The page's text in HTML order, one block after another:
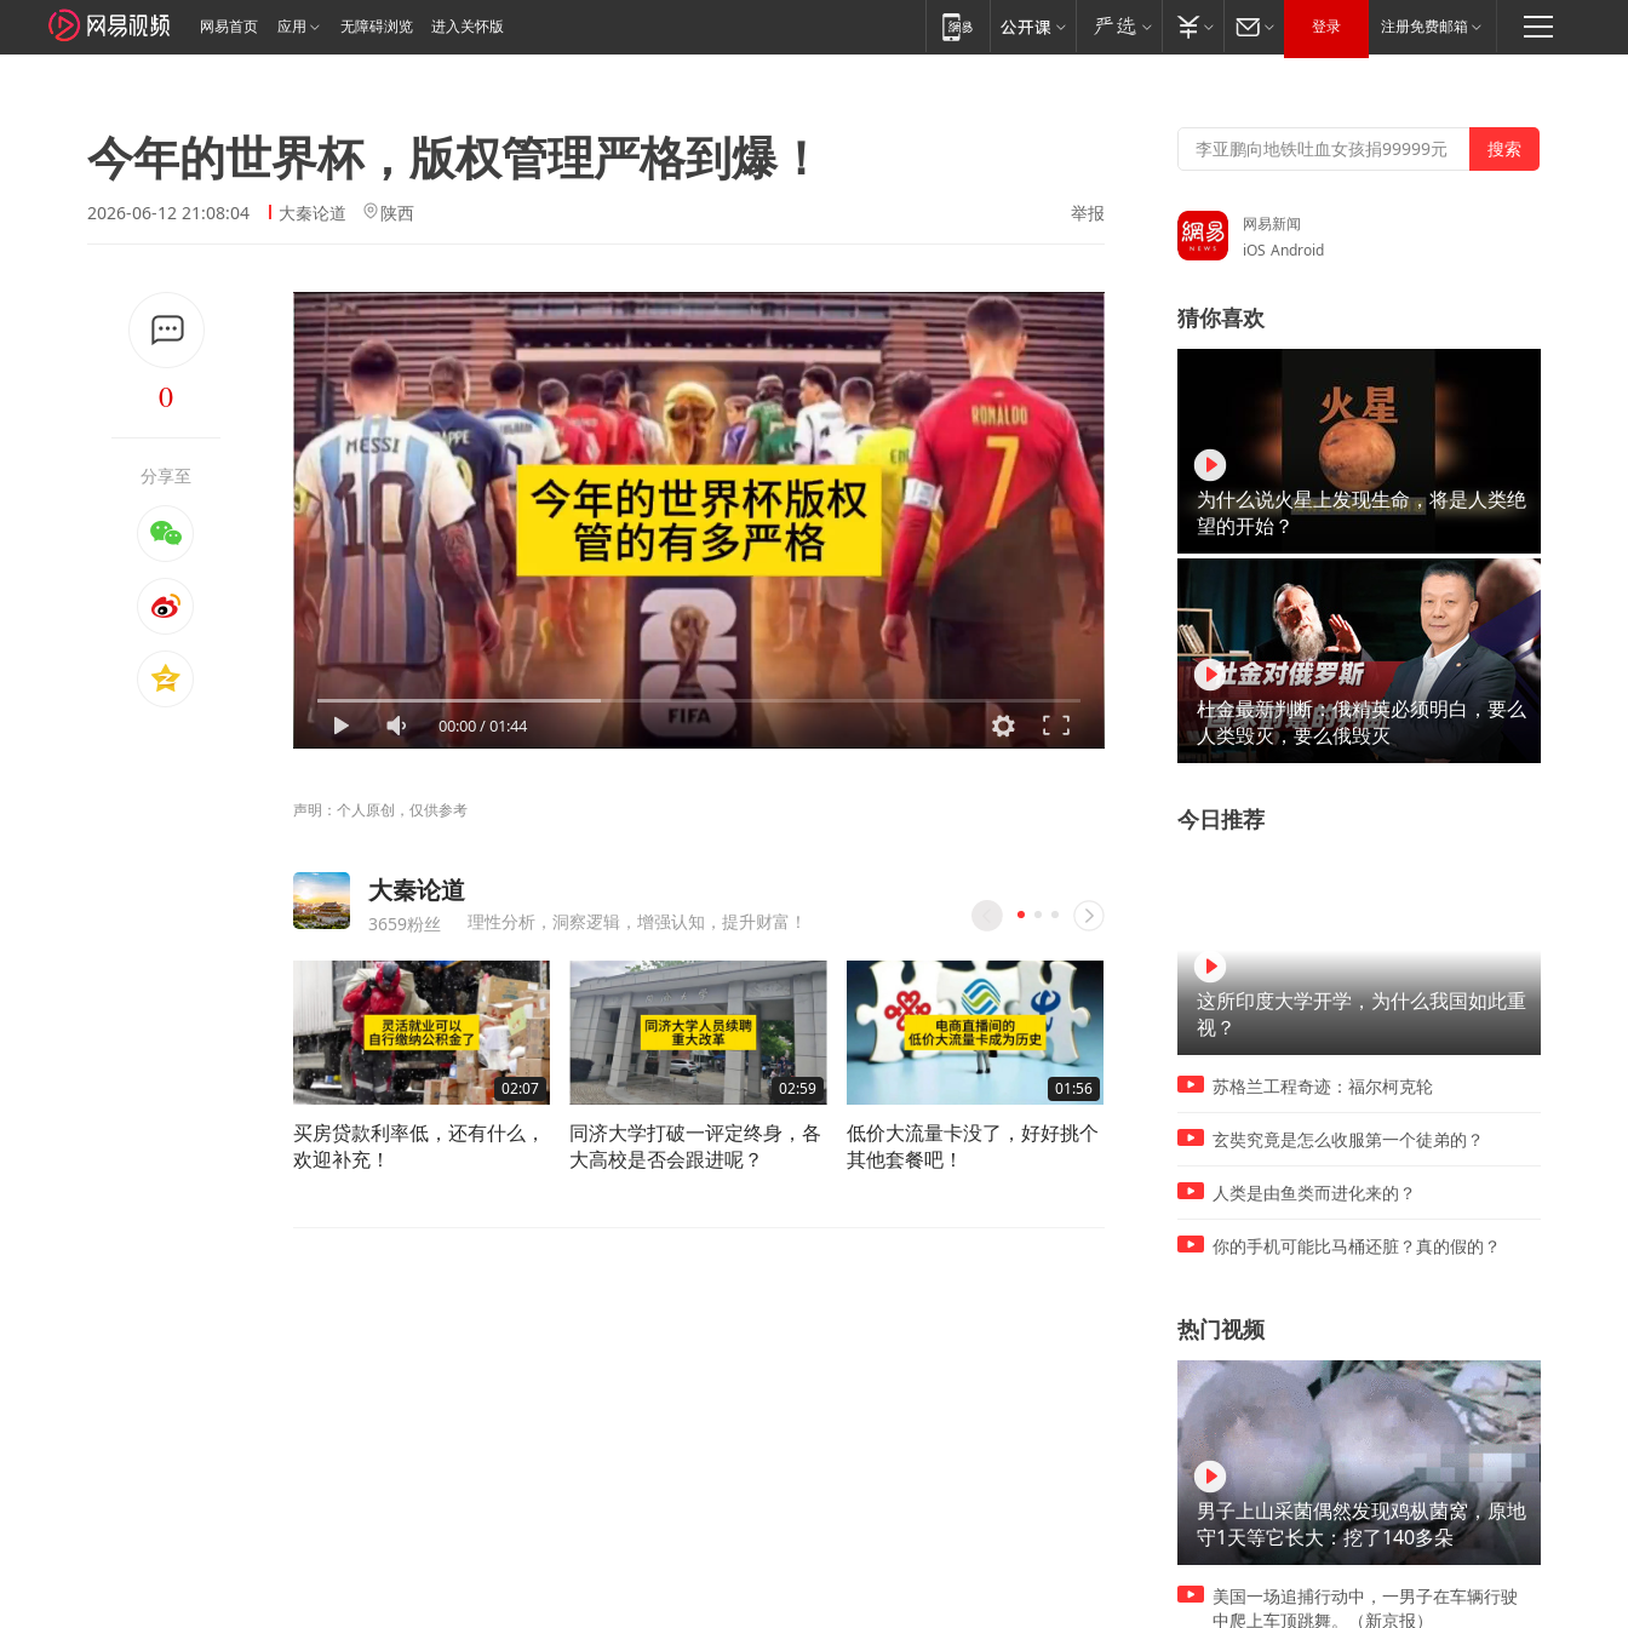
网易首页 应用 无障碍浏览 进入关怀版 登录 注册免费邮箱
今年的世界杯，版权管理严格到爆！
2026-06-12 21:08:04 大秦论道 陕西 举报
0
分享至
00:00/01:44
声明：个人原创，仅供参考
大秦论道
3659粉丝 理性分析，洞察逻辑，增强认知，提升财富！
02:07
买房贷款利率低，还有什么，
欢迎补充！
02:59
同济大学打破一评定终身，各
大高校是否会跟进呢？
01:56
低价大流量卡没了，好好挑个
其他套餐吧！
01:10
赛力斯7月份到底咋了？
魏家凉皮涨价，为什么能上
网易新闻
iOS Android
猜你喜欢
为什么说火星上发现生命，将是人类绝
望的开始？
杜金最新判断：俄精英必须明白，要么
人类毁灭，要么俄毁灭
今日推荐
这所印度大学开学，为什么我国如此重
视？
苏格兰工程奇迹：福尔柯克轮
玄奘究竟是怎么收服第一个徒弟的？
人类是由鱼类而进化来的？
你的手机可能比马桶还脏？真的假的？
热门视频
男子上山采菌偶然发现鸡枞菌窝，原地
守1天等它长大：挖了140多朵
美国一场追捕行动中，一男子在车辆行驶
中爬上车顶跳舞。（新京报）